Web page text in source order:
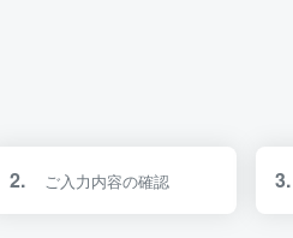
2. ご入力内容の確認 3.